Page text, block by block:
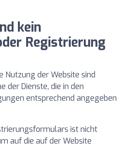
kein
Registrierung
Nutzung der Website sind
der Dienste, die in den
entsprechend angegeben
ist nicht
auf die auf der Website